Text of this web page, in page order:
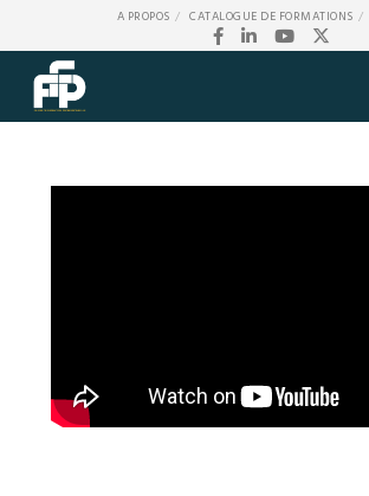
A PROPOS CATALOGUE DE FORMATIONS